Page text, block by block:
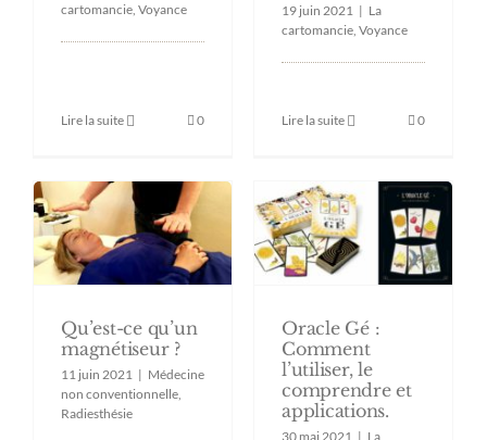
cartomancie, Voyance
Lire la suite 0
19 juin 2021 | La
cartomancie Voyance
Lire la suite 0
Qu’est-ce qu’un
magnétiseur ?
11 juin 2021 | Médecine
non conventionnelle,
Radiesthésie
Oracle Gé :
Comment
l’utiliser, le
comprendre et
applications.
30 mai 2021 | La